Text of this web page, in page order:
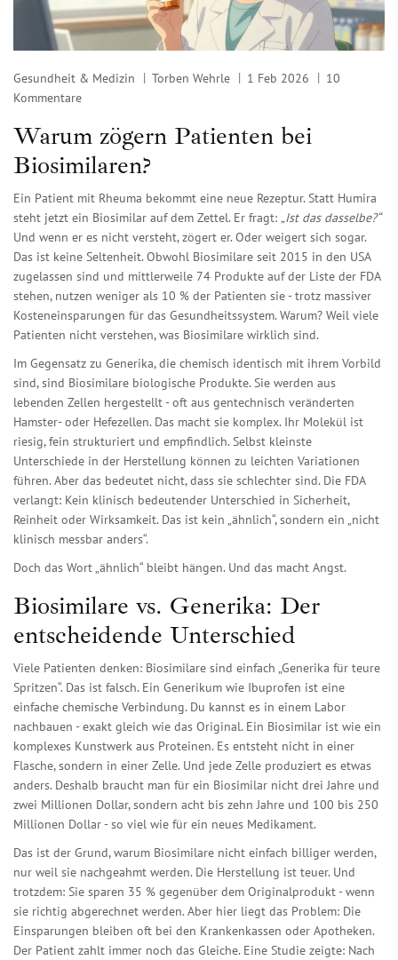
Gesundheit & Medizin Torben Wehrle 1 Feb 2026
10
Kommentare
Warum zögern Patienten bei
Biosimilaren?
Ein Patient mit Rheuma bekommt eine neue Rezeptur. Statt Humira
steht jetzt ein Biosimilar auf dem Zettel. Er fragt: „Ist das dasselbe?“
Und wenn er es nicht versteht, zögert er. Oder weigert sich sogar.
Das ist keine Seltenheit. Obwohl Biosimilare seit 2015 in den USA
zugelassen sind und mittlerweile 74 Produkte auf der Liste der FDA
stehen, nutzen weniger als 10 % der Patienten sie - trotz massiver
Kosteneinsparungen für das Gesundheitssystem. Warum? Weil viele
Patienten nicht verstehen, was Biosimilare wirklich sind.
Im Gegensatz zu Generika, die chemisch identisch mit ihrem Vorbild
sind, sind Biosimilare biologische Produkte. Sie werden aus
lebenden Zellen hergestellt - oft aus gentechnisch veränderten
Hamster- oder Hefezellen. Das macht sie komplex. Ihr Molekül ist
riesig, fein strukturiert und empfindlich. Selbst kleinste
Unterschiede in der Herstellung können zu leichten Variationen
führen. Aber das bedeutet nicht, dass sie schlechter sind. Die FDA
verlangt: Kein klinisch bedeutender Unterschied in Sicherheit,
Reinheit oder Wirksamkeit. Das ist kein „ähnlich“, sondern ein „nicht
klinisch messbar anders“.
Doch das Wort „ähnlich“ bleibt hängen. Und das macht Angst.
Biosimilare vs. Generika: Der
entscheidende Unterschied
Viele Patienten denken: Biosimilare sind einfach „Generika für teure
Spritzen“. Das ist falsch. Ein Generikum wie Ibuprofen ist eine
einfache chemische Verbindung. Du kannst es in einem Labor
nachbauen - exakt gleich wie das Original. Ein Biosimilar ist wie ein
komplexes Kunstwerk aus Proteinen. Es entsteht nicht in einer
Flasche, sondern in einer Zelle. Und jede Zelle produziert es etwas
anders. Deshalb braucht man für ein Biosimilar nicht drei Jahre und
zwei Millionen Dollar, sondern acht bis zehn Jahre und 100 bis 250
Millionen Dollar - so viel wie für ein neues Medikament.
Das ist der Grund, warum Biosimilare nicht einfach billiger werden,
nur weil sie nachgeahmt werden. Die Herstellung ist teuer. Und
trotzdem: Sie sparen 35 % gegenüber dem Originalprodukt - wenn
sie richtig abgerechnet werden. Aber hier liegt das Problem: Die
Einsparungen bleiben oft bei den Krankenkassen oder Apotheken.
Der Patient zahlt immer noch das Gleiche. Eine Studie zeigte: Nach